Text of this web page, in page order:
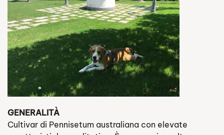
GENERALITÀ
Cultivar di Pennisetum australiana con elevate